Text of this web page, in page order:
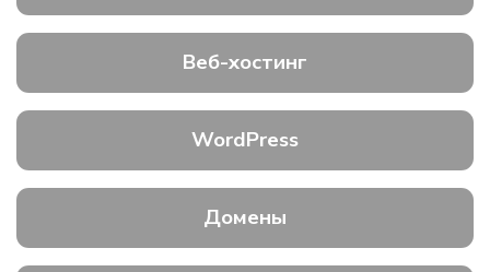
Веб-хостинг
WordPress
Домены